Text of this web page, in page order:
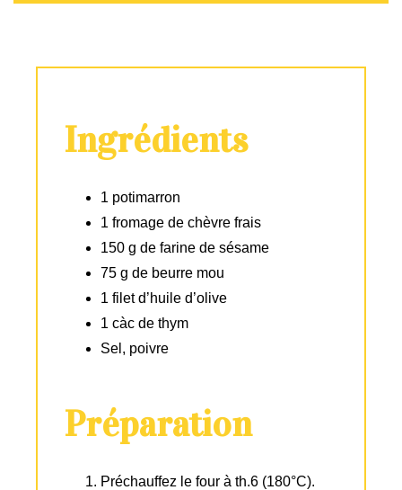
Ingrédients
1 potimarron
1 fromage de chèvre frais
150 g de farine de sésame
75 g de beurre mou
1 filet d’huile d’olive
1 càc de thym
Sel, poivre
Préparation
Préchauffez le four à th.6 (180°C).